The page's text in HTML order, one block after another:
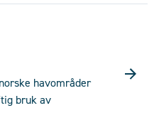
havområder
bruk av